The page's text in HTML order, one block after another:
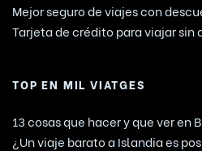
Mejor seguro de viajes con
Tarjeta de crédito para viajar sin
TOP EN MIL VIATGES
13 cosas que hacer y que ver en
¿Un viaje barato a Islandia es